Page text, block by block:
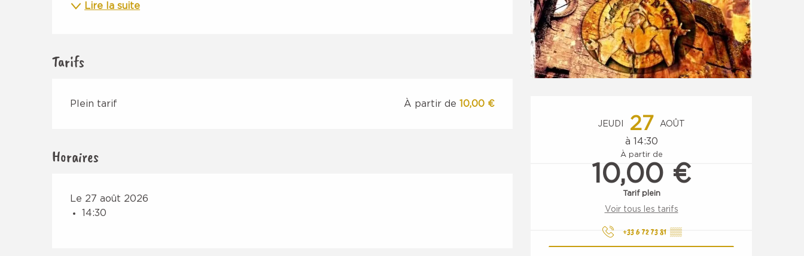
Ouverture et coordonnées
JEUDI 27 AOÛT
à 14:30
À partir de
10,00 €
Tarif plein
Voir tous les tarifs
+33 6 72 73 81 ▒▒
Lire la suite
Tarifs
Plein tarif À partir de10,00 €
Horaires
Le 27 août 2026
14:30